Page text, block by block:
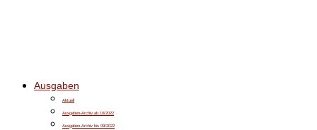
Ausgaben
Aktuell
Ausgaben-Archiv ab 10/2022
Ausgaben-Archiv bis 09/2022